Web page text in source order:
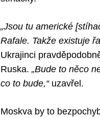
„Jsou tu americké
Rafale. Takže existuje
Ukrajinci
Ruska. „Bude to něco
co to bude,“ uzavřel.
Moskva by to